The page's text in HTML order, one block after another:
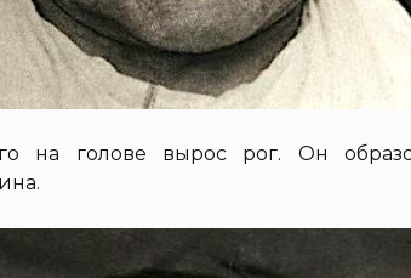
на голове вырос рог. Он